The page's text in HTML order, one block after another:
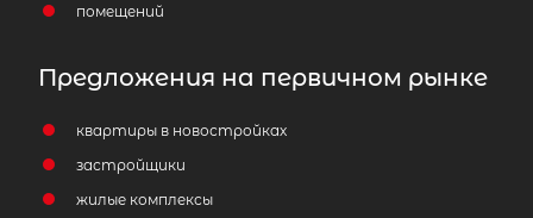
Жилой дом площадью 40 м
Приозерский р-н, Орехово дер
помещений
Предложения на первичном рынке
квартиры в новостройках
застройщики
жилые комплексы